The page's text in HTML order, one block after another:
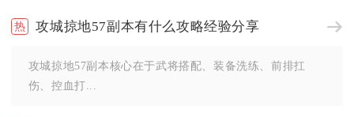
攻城掠地57副本有什么攻略经验分享
攻城掠地57副本核心在于武将搭配、装备洗练、前排扛
伤、控血打...